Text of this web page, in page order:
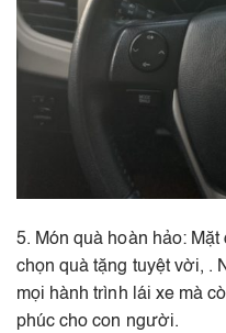
5. Món quà hoàn hảo:
chọn quà tặng tuyệt vời, .
mọi hành trình lái xe mà
phúc cho con người.